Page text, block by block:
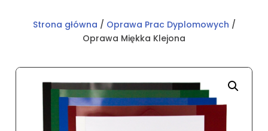
Strona główna / Oprawa Prac Dyplomowych /
Oprawa Miękka Klejona